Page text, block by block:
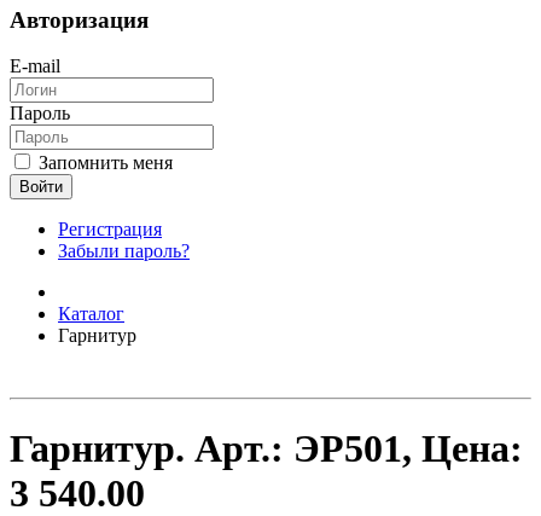
Авторизация
E-mail
Пароль
Запомнить меня
Войти
Регистрация
Забыли пароль?
Каталог
Гарнитур
Гарнитур. Арт.: ЭР501, Цена:
3 540.00